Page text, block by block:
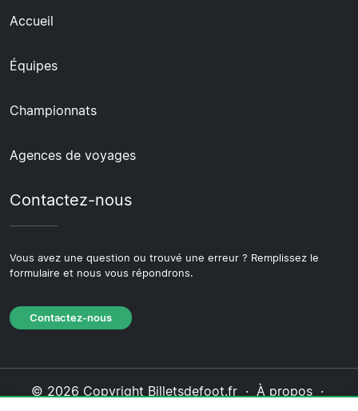
Accueil
Équipes
Championnats
Agences de voyages
Contactez-nous
Vous avez une question ou trouvé une erreur ? Remplissez le
formulaire et nous vous répondrons.
Contactez-nous
© 2026 Copyright Billetsdefoot.fr · À propos·